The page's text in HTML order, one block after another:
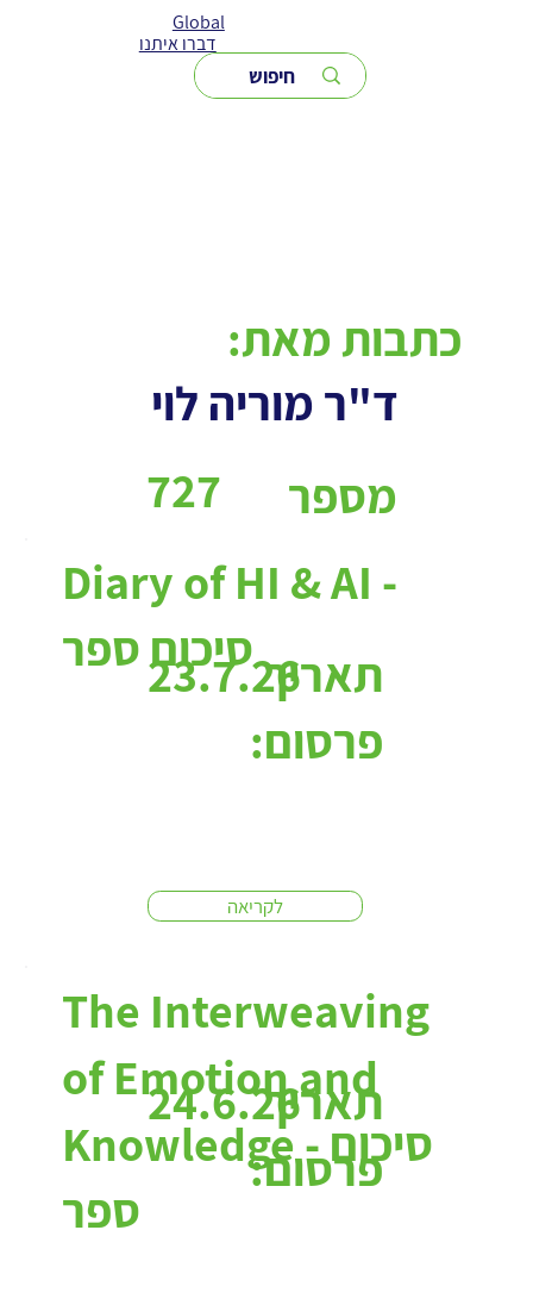
Global
דברו איתנו
ד"ר מוריה לוי
כתבות מאת:
מספר
כתבות:
727
Diary of HI & AI -
סיכום ספר
לקריאה
23.7.26תאריך
פרסום:
The Interweaving
of Emotion and
Knowledge - סיכום
ספר
24.6.26תאריך
פרסום: